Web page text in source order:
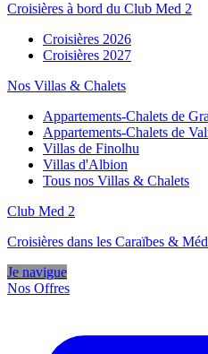
Croisières à bord du Club Med 2
Croisières 2026
Croisières 2027
Nos Villas & Chalets
Appartements-Chalets de
Appartements-Chalets de
Villas de Finolhu
Villas d'Albion
Tous nos Villas & Chalets
Club Med 2
Croisières dans les Caraïbes &
Je navigue
Nos Offres